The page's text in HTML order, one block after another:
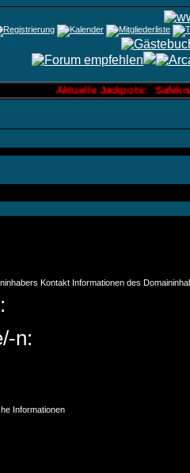
Aktuelle Jackpots:
Kontakt Informationen des
n:
Informationen